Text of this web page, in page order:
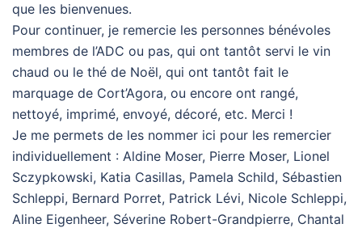
que les bienvenues.
Pour continuer, je remercie les personnes bénévoles
membres de l’ADC ou pas, qui ont tantôt servi le vin
chaud ou le thé de Noël, qui ont tantôt fait le
marquage de Cort’Agora, ou encore ont rangé,
nettoyé, imprimé, envoyé, décoré, etc. Merci !
Je me permets de les nommer ici pour les remercier
individuellement : Aldine Moser, Pierre Moser, Lionel
Sczypkowski, Katia Casillas, Pamela Schild, Sébastien
Schleppi, Bernard Porret, Patrick Lévi, Nicole Schleppi,
Aline Eigenheer, Séverine Robert-Grandpierre, Chantal